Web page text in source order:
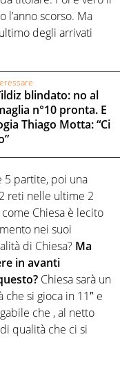
l’anno scorso. Ma
degli arrivati
blindato: no al
n°10 pronta. E
Thiago Motta: “Ci
5 partite, poi una
reti nelle ultime 2
Chiesa è lecito
nei suoi
di Chiesa? Ma
in avanti
Chiesa sarà un
si gioca in 11″ e
che , al netto
qualità che ci si